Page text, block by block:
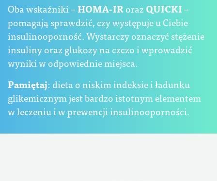
Oba wskaźniki –HOMA-IRorazQUICKI–
pomagają sprawdzić, czy występuje u Ciebie
insulinooporność. Wystarczy oznaczyć stężenie
insuliny oraz glukozy na czczo i wprowadzić
wyniki w odpowiednie miejsca.
Pamiętaj: dieta o niskim indeksie i ładunku
glikemicznym jest bardzo istotnym elementem
w leczeniu i w prewencji insulinooporności.